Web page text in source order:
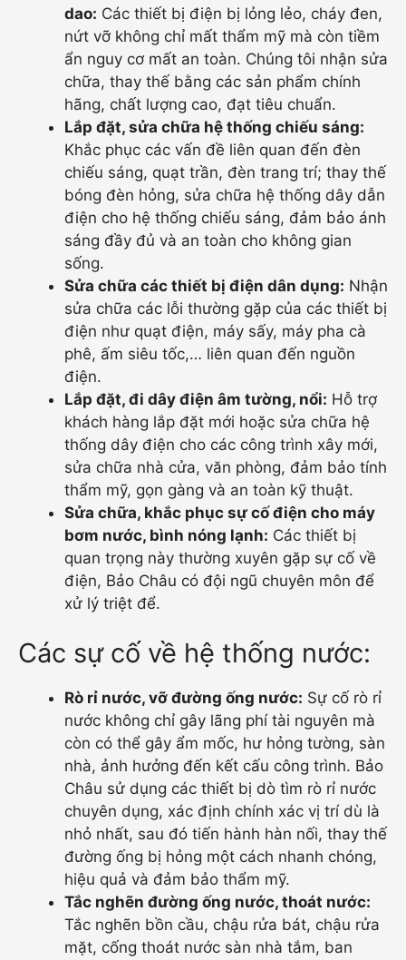
dao: Các thiết bị điện bị lỏng lẻo, cháy đen,
nứt vỡ không chỉ mất thẩm mỹ mà còn tiềm
ẩn nguy cơ mất an toàn. Chúng tôi nhận sửa
chữa, thay thế bằng các sản phẩm chính
hãng, chất lượng cao, đạt tiêu chuẩn.
Lắp đặt, sửa chữa hệ thống chiếu sáng:
Khắc phục các vấn đề liên quan đến đèn
chiếu sáng, quạt trần, đèn trang trí; thay thế
bóng đèn hỏng, sửa chữa hệ thống dây dẫn
điện cho hệ thống chiếu sáng, đảm bảo ánh
sáng đầy đủ và an toàn cho không gian
sống.
Sửa chữa các thiết bị điện dân dụng: Nhận
sửa chữa các lỗi thường gặp của các thiết bị
điện như quạt điện, máy sấy, máy pha cà
phê, ấm siêu tốc,… liên quan đến nguồn
điện.
Lắp đặt, đi dây điện âm tường, nổi: Hỗ trợ
khách hàng lắp đặt mới hoặc sửa chữa hệ
thống dây điện cho các công trình xây mới,
sửa chữa nhà cửa, văn phòng, đảm bảo tính
thẩm mỹ, gọn gàng và an toàn kỹ thuật.
Sửa chữa, khắc phục sự cố điện cho máy
bơm nước, bình nóng lạnh: Các thiết bị
quan trọng này thường xuyên gặp sự cố về
điện, Bảo Châu có đội ngũ chuyên môn để
xử lý triệt để.
Các sự cố về hệ thống nước:
Rò rỉ nước, vỡ đường ống nước: Sự cố rò rỉ
nước không chỉ gây lãng phí tài nguyên mà
còn có thể gây ẩm mốc, hư hỏng tường, sàn
nhà, ảnh hưởng đến kết cấu công trình. Bảo
Châu sử dụng các thiết bị dò tìm rò rỉ nước
chuyên dụng, xác định chính xác vị trí dù là
nhỏ nhất, sau đó tiến hành hàn nối, thay thế
đường ống bị hỏng một cách nhanh chóng,
hiệu quả và đảm bảo thẩm mỹ.
Tắc nghẽn đường ống nước, thoát nước:
Tắc nghẽn bồn cầu, chậu rửa bát, chậu rửa
mặt, cống thoát nước sàn nhà tắm, ban